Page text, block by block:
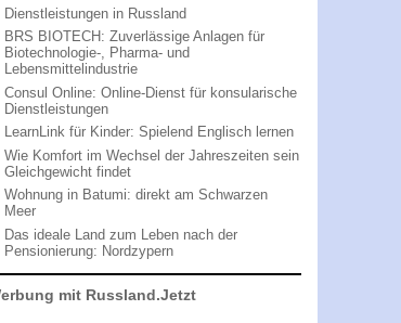
Dienstleistungen in Russland
BRS BIOTECH: Zuverlässige Anlagen für
Biotechnologie-, Pharma- und
Lebensmittelindustrie
Consul Online: Online-Dienst für konsularische
Dienstleistungen
LearnLink für Kinder: Spielend Englisch lernen
Wie Komfort im Wechsel der Jahreszeiten sein
Gleichgewicht findet
Wohnung in Batumi: direkt am Schwarzen
Meer
Das ideale Land zum Leben nach der
Pensionierung: Nordzypern
mit Russland.Jetzt